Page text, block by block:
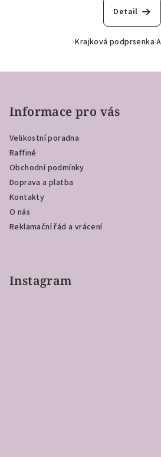
Detail
Krajková podprsenka
Informace pro vás
Velikostní poradna
Raffiné
Obchodní podmínky
Doprava a platba
Kontakty
O nás
Reklamační řád a vrácení
Instagram